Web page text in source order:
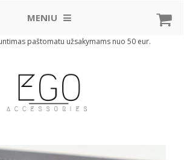
MENIU
paštomatu užsakymams nuo 50 eur.